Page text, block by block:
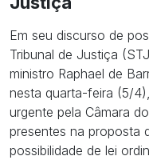
Em seu discurso de
Tribunal de Justiça
ministro Raphael de
nesta quarta-feira (5/
urgente pela Câmara
presentes na proposta
possibilidade de lei